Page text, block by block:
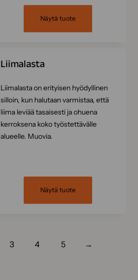
Näytä tuote
Liimalasta
Liimalasta on erityisen hyödyllinen
silloin, kun halutaan varmistaa, että
liima leviää tasaisesti ja ohuena
kerroksena koko työstettävälle
alueelle. Muovia.
Näytä tuote
3 4 5 →